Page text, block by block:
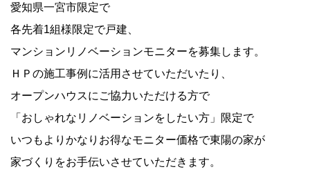
愛知県一宮市限定で
各先着1組様限定で戸建、
マンションリノベーションモニターを募集します。
ＨＰの施工事例に活用させていただいたり、
オープンハウスにご協力いただける方で
「おしゃれなリノベーションをしたい方」限定で
いつもよりかなりお得なモニター価格で東陽の家が
家づくりをお手伝いさせていただきます。